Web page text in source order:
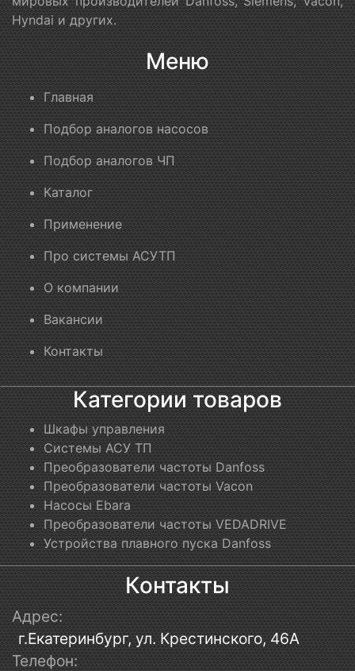
Hyndai и других.
Меню
Главная
Подбор аналогов насосов
Подбор аналогов ЧП
Каталог
Применение
Про системы АСУТП
О компании
Вакансии
Контакты
Категории товаров
Шкафы управления
Системы АСУ ТП
Преобразователи частоты Danfoss
Преобразователи частоты Vacon
Насосы Ebara
Преобразователи частоты VEDADRIVE
Устройства плавного пуска Danfoss
Контакты
Адрес:
г.Екатеринбург, ул. Крестинского, 46А
Телефон: